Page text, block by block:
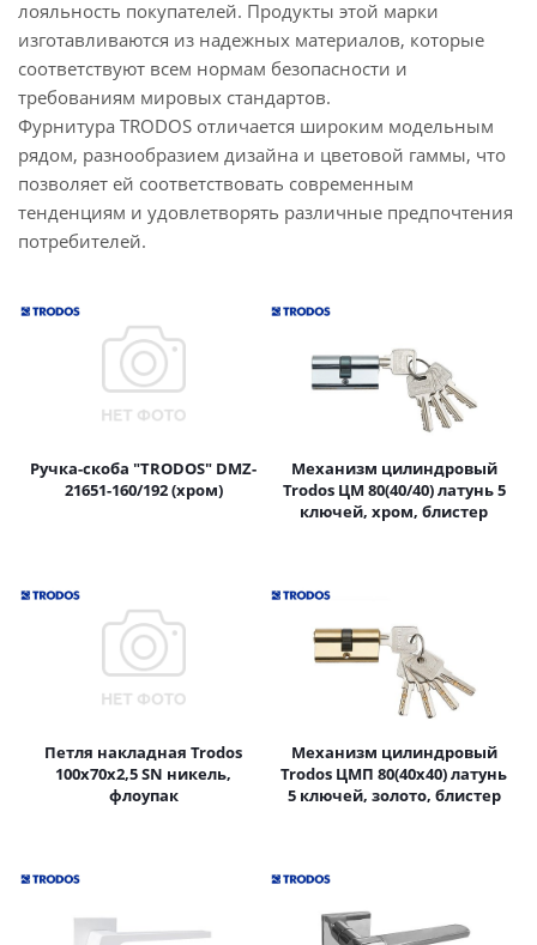
лояльность покупателей. Продукты этой марки
изготавливаются из надежных материалов, которые
соответствуют всем нормам безопасности и
требованиям мировых стандартов.
Фурнитура TRODOS отличается широким модельным
рядом, разнообразием дизайна и цветовой гаммы, что
позволяет ей соответствовать современным
тенденциям и удовлетворять различные предпочтения
потребителей.
Ручка-скоба "TRODOS" DMZ-
21651-160/192 (хром)
Механизм цилиндровый
Trodos ЦМ 80(40/40) латунь 5
ключей, хром, блистер
Петля накладная Trodos
100х70х2,5 SN никель,
флоупак
Механизм цилиндровый
Trodos ЦМП 80(40х40) латунь
5 ключей, золото, блистер